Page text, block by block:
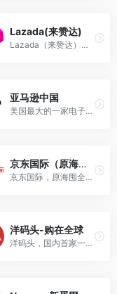
Lazada(来赞达)
Lazada（来赞达），东南亚地区最大的在线购物网站之一。
亚马逊中国
美国最大的一家电子商务公司，位于华盛顿州的西雅图。
京东国际（原海囤全球）
京东国际，原海囤全球，海囤全球由原“京东全球购”更名而来。
洋码头-购在全球
洋码头，国内首家一站式海外购物平台